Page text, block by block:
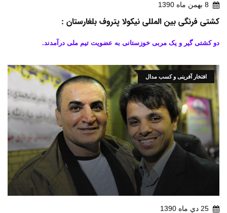
8 بهمن ماه 1390
کشتی فرنگی بین المللی نیکولا پتروف بلغارستان :
دو کشتی گیر و یک مربی خوزستانی به عضویت تیم ملی درآمدند.
افتخار آفرینی و کسب مدال
25 دي ماه 1390